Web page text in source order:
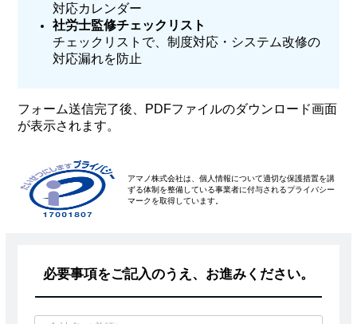
対応カレンダー
社労士監修チェックリスト
チェックリストで、制度対応・システム改修の
対応漏れを防止
フォーム送信完了後、PDFファイルのダウンロード画面
が表示されます。
アマノ株式会社は、個人情報について適切な保護措置を講
ずる体制を整備している事業者に付与されるプライバシー
マークを取得しています。
必要事項をご記入のうえ、お進みください。